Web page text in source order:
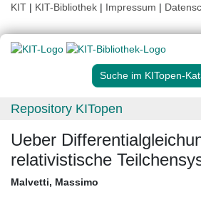
KIT | KIT-Bibliothek | Impressum |
Suche im KITopen-
Repository KITopen
Ueber
relativistische
Malvetti, Massimo